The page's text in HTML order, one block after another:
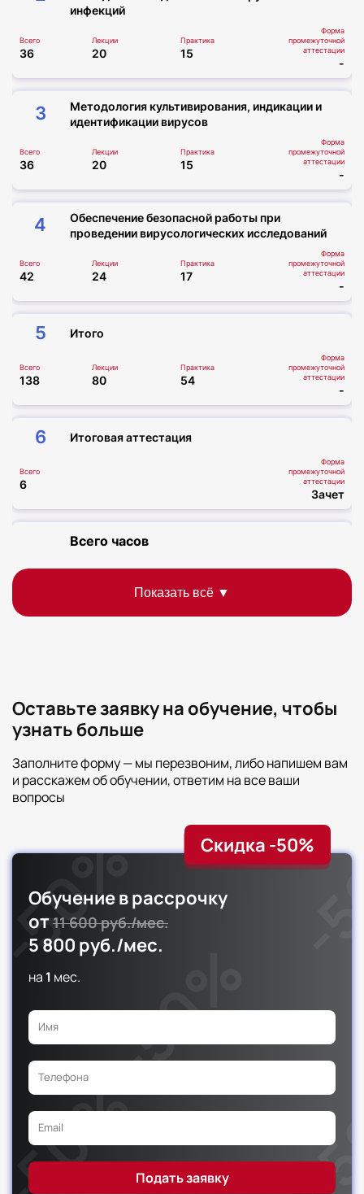
инфекций
Всего
36
Лекции
20
Практика
15
Форма
промежуточной
аттестации
-
3
Методология культивирования, индикации и
идентификации вирусов
Всего
36
Лекции
20
Практика
15
Форма
промежуточной
аттестации
-
4
Обеспечение безопасной работы при
проведении вирусологических исследований
Всего
42
Лекции
24
Практика
17
Форма
промежуточной
аттестации
-
5 Итого
Всего
138
Лекции
80
Практика
54
Форма
промежуточной
аттестации
-
6 Итоговая аттестация
Всего
6
Форма
промежуточной
аттестации
Зачет
Всего часов
Оставьте заявку на обучение, чтобы
узнать больше
Заполните форму — мы перезвоним, либо напишем вам
и расскажем об обучении, ответим на все ваши
вопросы
Скидка -50%
Обучение в рассрочку
от11 600 руб./мес.
5 800 руб./мес.
на 1 мес.